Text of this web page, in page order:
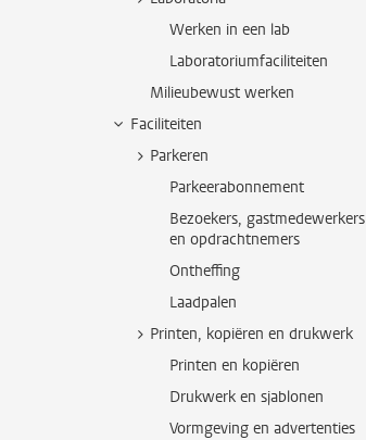
Werken in een lab
Laboratoriumfaciliteiten
Milieubewust werken
Faciliteiten
Parkeren
Parkeerabonnement
Bezoekers, gastmedewerkers
en opdrachtnemers
Ontheffing
Laadpalen
Printen, kopiëren en drukwerk
Printen en kopiëren
Drukwerk en sjablonen
Vormgeving en advertenties